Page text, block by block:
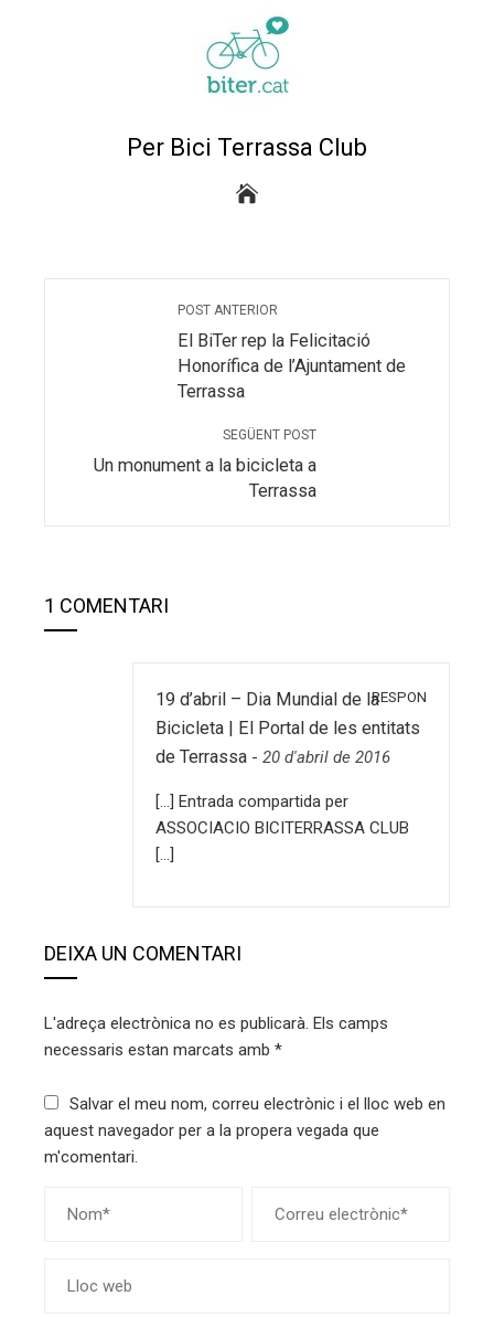
Per Bici Terrassa Club
POST ANTERIOR
El BiTer rep la Felicitació
Honorífica de l’Ajuntament de
Terrassa
SEGÜENT POST
Un monument a la bicicleta a
Terrassa
1 COMENTARI
19 d’abril – Dia Mundial de la
Bicicleta | El Portal de les entitats
de Terrassa - 20 d'abril de 2016
RESPON
[…] Entrada compartida per
ASSOCIACIO BICITERRASSA CLUB
[…]
DEIXA UN COMENTARI
L'adreça electrònica no es publicarà. Els camps
necessaris estan marcats amb *
Salvar el meu nom, correu electrònic i el lloc web en
aquest navegador per a la propera vegada que
m'comentari.